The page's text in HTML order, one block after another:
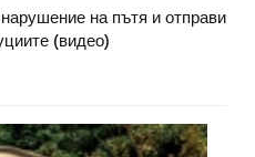
на пътя и отправи
(видео)